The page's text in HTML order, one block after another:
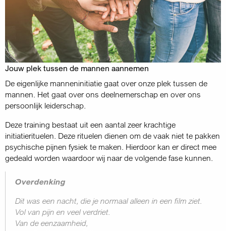
Jouw plek tussen de mannen aannemen
De eigenlijke manneninitiatie gaat over onze plek tussen de
mannen. Het gaat over ons deelnemerschap en over ons
persoonlijk leiderschap.
Deze training bestaat uit een aantal zeer krachtige
initiatierituelen. Deze rituelen dienen om de vaak niet te pakken
psychische pijnen fysiek te maken. Hierdoor kan er direct mee
gedeald worden waardoor wij naar de volgende fase kunnen.
Overdenking
Dit was een nacht, die je normaal alleen in een film ziet.
Vol van pijn en veel verdriet.
Van de eenzaamheid,